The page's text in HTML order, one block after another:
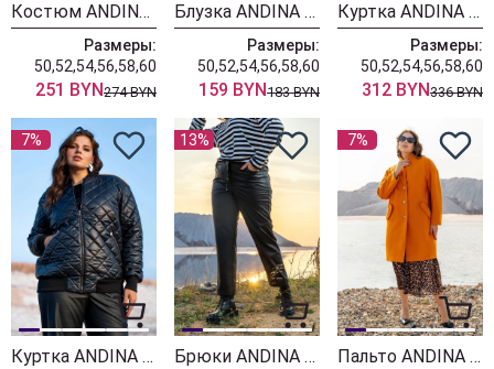
Костюм ANDINA 952 черный/фуксия
Размеры:
50,52,54,56,58,60
251 BYN274 BYN
Блузка ANDINA 123 черный
Размеры:
50,52,54,56,58,60
159 BYN183 BYN
Куртка ANDINA 1015 черный/молоко/лев
Размеры:
50,52,54,56,58,60
312 BYN336 BYN
7%
Куртка ANDINA 1014 черный/мандарин/лев
13%
Брюки ANDINA 240 черный
7%
Пальто ANDINA 1003 мандарин